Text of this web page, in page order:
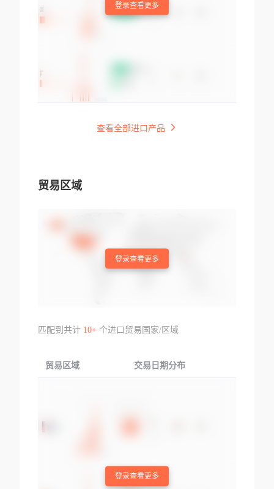
登录查看更多
查看全部进口产品
贸易区域
登录查看更多
匹配到共计 10+个进口贸易国家/区域
贸易区域 交易日期分布
登录查看更多